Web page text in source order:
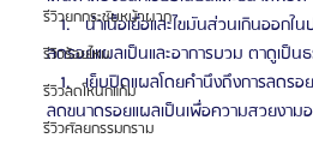
รีวิวยกกระชับหน้าผาก
รีวิวร้อยไหม
รีวิวลดโหนกแก้ม
รีวิวศัลยกรรมกราม
นำเนื้อเยื่อและไขมันส่วนเกินออกใ
ลดรอยแผลเป็นและอาการบวม ตาดูเป็น
เย็บปิดแผลโดยคำนึงถึงการลดรอ
ลดขนาดรอยแผลเป็นเพื่อความสวยงาม